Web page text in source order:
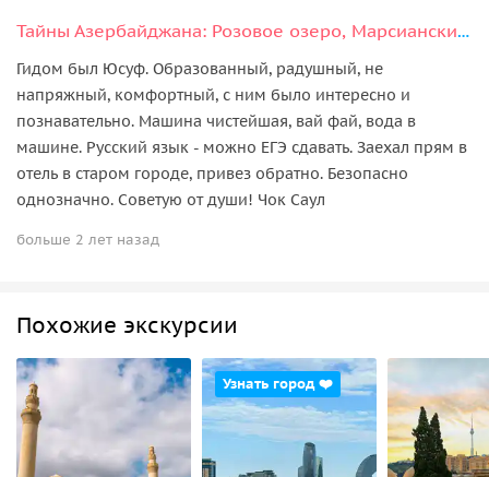
Тайны Азербайджана: Розовое озеро, Марсианские пейзажи и мистика Бешбармаг
Гидом был Юсуф. Образованный, радушный, не
напряжный, комфортный, с ним было интересно и
познавательно. Машина чистейшая, вай фай, вода в
машине. Русский язык - можно ЕГЭ сдавать. Заехал прям в
отель в старом городе, привез обратно. Безопасно
однозначно. Советую от души! Чок Саул
больше 2 лет назад
Похожие экскурсии
Узнать город ❤️